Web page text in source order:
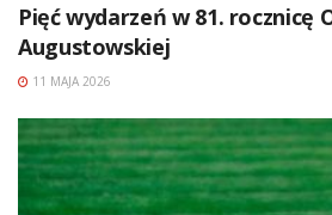
Pięć wydarzeń w 81. rocznicę
Augustowskiej
11 MAJA 2026